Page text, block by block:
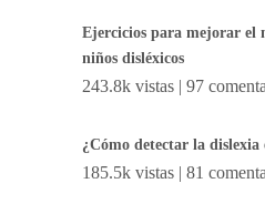
Ejercicios para mejorar el
niños disléxicos
243.8k vistas | 97
¿Cómo detectar la dislexia
185.5k vistas | 81